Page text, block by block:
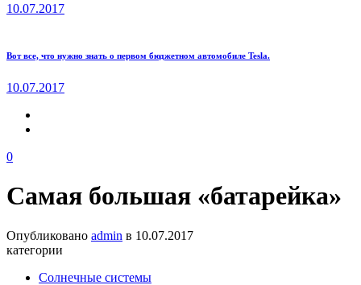
10.07.2017
Вот все, что нужно знать о первом бюджетном автомобиле Tesla.
10.07.2017
0
Самая большая «батарейка»
Опубликовано admin в 10.07.2017
категории
Солнечные системы